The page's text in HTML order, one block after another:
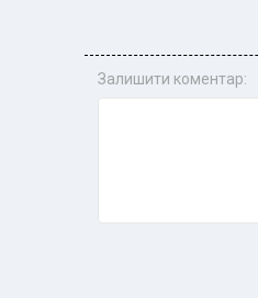
Залишити коментар: